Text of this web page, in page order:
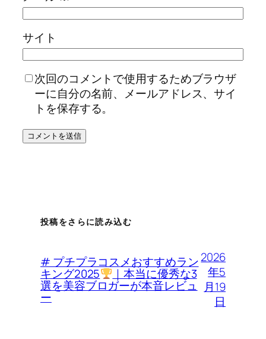
サイト
次回のコメントで使用するためブラウザ
ーに自分の名前、メールアドレス、サイ
トを保存する。
投稿をさらに読み込む
# プチプラコスメおすすめラン
キング2025 ｜本当に優秀な3
選を美容ブロガーが本音レビュ
ー
2026
年5
月19
日